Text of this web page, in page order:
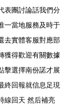
表團討論話我們分
一當地服務及時于
去實體客服對應部
獲得歡迎有關數據
擊選擇南份諾才展
終回報就信息足現
線回天 然后補亮